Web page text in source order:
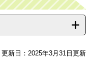
更新日：2025年3月31日更新